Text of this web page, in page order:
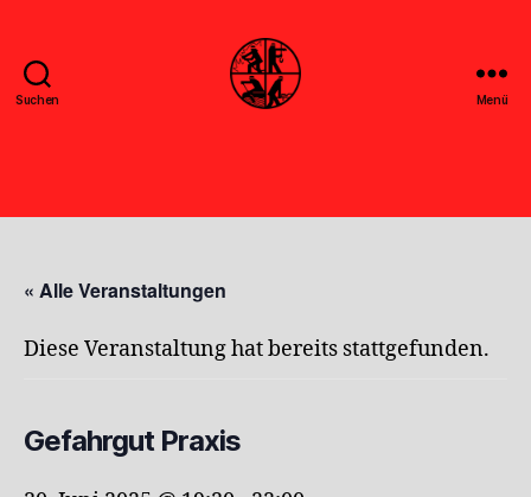
Suchen Menü
« Alle Veranstaltungen
Diese Veranstaltung hat bereits stattgefunden.
Gefahrgut Praxis